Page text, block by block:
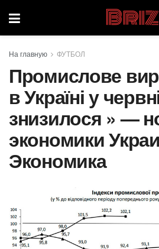
Briz
На главную ФУТБОЛ
Промислове
в Україні у
знизилося » —
экономики
Экономика